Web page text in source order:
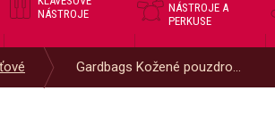
NÁSTROJE
NÁSTROJE A
PERKUSE
Gardbags Kožené pouzdro...